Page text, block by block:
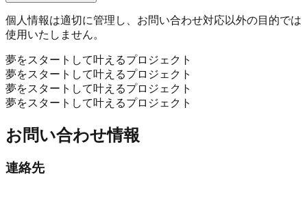
個人情報は適切に管理し、お問い合わせ対応以外の目的では
使用いたしません。
夢をスタートして叶えるプロジェクト
夢をスタートして叶えるプロジェクト
夢をスタートして叶えるプロジェクト
夢をスタートして叶えるプロジェクト
お問い合わせ情報
連絡先